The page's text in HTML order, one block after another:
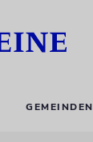
GEMEINDEN